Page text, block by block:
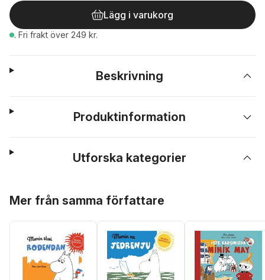
Lägg i varukorg
. Fri frakt över 249 kr.
Beskrivning
Produktinformation
Utforska kategorier
Mer från samma författare